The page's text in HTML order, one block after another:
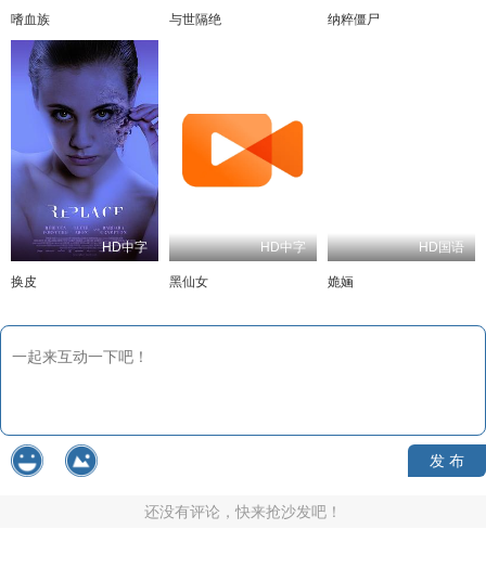
嗜血族 与世隔绝 纳粹僵尸
HD中字
换皮
HD中字
黑仙女
HD国语
姽婳
发 布
还没有评论，快来抢沙发吧！